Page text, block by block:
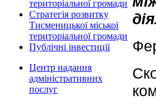
територіальної громади
Стратегія розвитку
Тисменицької міської
територіальної громади
Публічні інвестиції
Центр надання
адміністративних
послуг